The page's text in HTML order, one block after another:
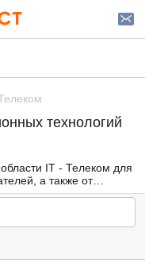
технологий
IT - Телеком для
а также от
день.